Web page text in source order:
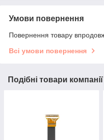
Умови повернення
Повернення товару
Всі умови повернення
Подібні товари компанії